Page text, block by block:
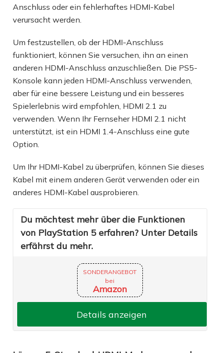
Anschluss oder ein fehlerhaftes HDMI-Kabel
verursacht werden.
Um festzustellen, ob der HDMI-Anschluss
funktioniert, können Sie versuchen, ihn an einen
anderen HDMI-Anschluss anzuschließen. Die PS5-
Konsole kann jeden HDMI-Anschluss verwenden,
aber für eine bessere Leistung und ein besseres
Spielerlebnis wird empfohlen, HDMI 2.1 zu
verwenden. Wenn Ihr Fernseher HDMI 2.1 nicht
unterstützt, ist ein HDMI 1.4-Anschluss eine gute
Option.
Um Ihr HDMI-Kabel zu überprüfen, können Sie dieses
Kabel mit einem anderen Gerät verwenden oder ein
anderes HDMI-Kabel ausprobieren.
Du möchtest mehr über die Funktionen
von PlayStation 5 erfahren? Unter Details
erfährst du mehr.
SONDERANGEBOT
bei
Amazon
Details anzeigen